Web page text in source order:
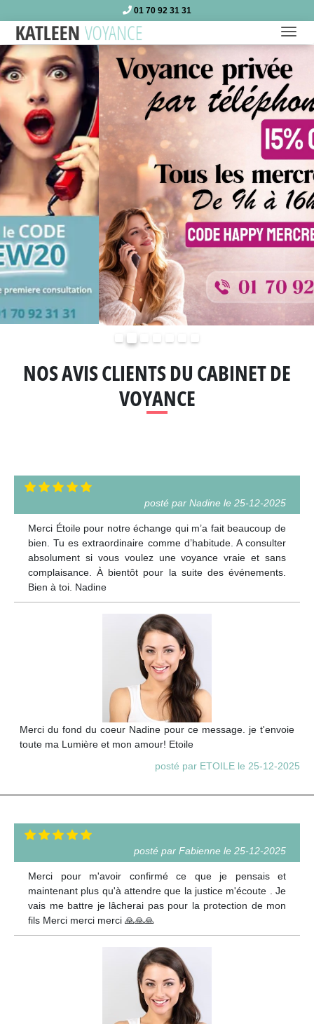
01 70 92 31 31
NOS AVIS CLIENTS DU CABINET DE
VOYANCE
posté par Nadine le 25-12-2025
Merci Étoile pour notre échange qui m’a fait beaucoup de
bien. Tu es extraordinaire comme d’habitude. A consulter
absolument si vous voulez une voyance vraie et sans
complaisance. À bientôt pour la suite des événements.
Bien à toi. Nadine
Merci du fond du coeur Nadine pour ce message. je t'envoie
toute ma Lumière et mon amour! Etoile
posté par ETOILE le 25-12-2025
posté par Fabienne le 25-12-2025
Merci pour m'avoir confirmé ce que je pensais et
maintenant plus qu'à attendre que la justice m'écoute . Je
vais me battre je lâcherai pas pour la protection de mon
fils Merci merci merci 🙏🙏🙏